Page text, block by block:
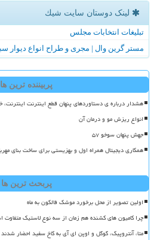
لینک دوستان سایت شیك
تبلیغات انتخابات مجلس
مستر گرین وال | مجری و طراح انواع دیوار
پربیننده ترین ها
هشدار درباره ی دستاوردهای پنهان قطع اینترنت
انواع ریزش مو و درمان آن
جهش پنهان سوخو ۵۷
همکاری دیجیتال همراه اول و بهزیستی برای ساخت بنای
پربحث ترین ها
اولین تصویر از محل برخورد موشک فالکون به ماه
چرا کامیون های کشنده هم زمان از سه نوع لاستیک متفاوت
متا، آنتروپیک، گوگل و اوپن ای آی به کاخ سفید احضار شدند